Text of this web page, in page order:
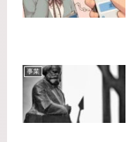
事業